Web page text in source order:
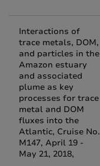
Interactions of
trace metals, DOM,
and particles in the
Amazon estuary
and associated
plume as key
processes for trace
metal and DOM
fluxes into the
Atlantic, Cruise No.
M147, April 19 -
May 21, 2018,